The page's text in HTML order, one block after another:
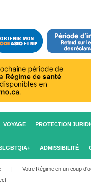
VOYAGE PROTECTION
ADMISSIBILITÉ
|
Votre Régime en un coup